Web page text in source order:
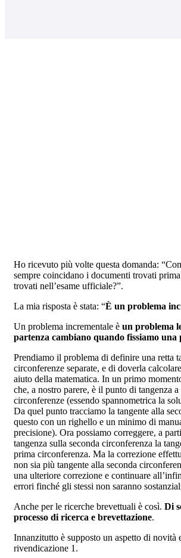
Ho ricevuto più volte questa domanda:
sempre coincidano i documenti trovati
trovati nell’esame ufficiale?”.
La mia risposta è stata: “È un problema
Un problema incrementale è un problema
partenza cambiano quando fissiamo una
Prendiamo il problema di definire una retta
circonferenze separate, e di doverla
aiuto della matematica. In un primo
che, a nostro parere, è il punto di tangenza
circonferenze (essendo spannometrica la
Da quel punto tracciamo la tangente alla
questo con un righello e un minimo di
precisione). Ora possiamo correggere, a
tangenza sulla seconda circonferenza la
prima circonferenza. Ma la correzione
non sia più tangente alla seconda
una ulteriore correzione e continuare
errori finché gli stessi non saranno
Anche per le ricerche brevettuali è così. Di
processo di ricerca e brevettazione.
Innanzitutto è supposto un aspetto di novità
rivendicazione 1.